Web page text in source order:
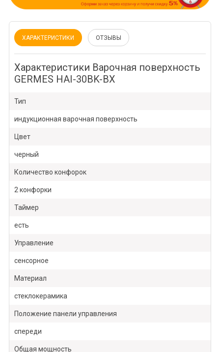
ХАРАКТЕРИСТИКИ ОТЗЫВЫ
Характеристики Варочная поверхность
GERMES HAI-30BK-BX
Тип
индукционная варочная поверхность
Цвет
черный
Количество конфорок
2 конфорки
Таймер
есть
Управление
сенсорное
Материал
стеклокерамика
Положение панели управления
спереди
Общая мощность